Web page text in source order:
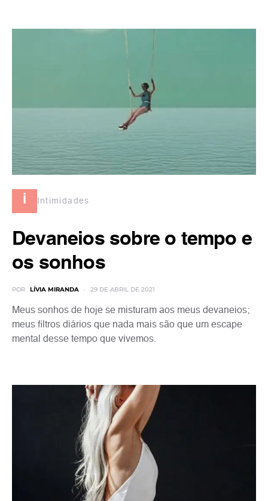
i Intimidades
Devaneios sobre o tempo e
os sonhos
POR LÍVIA MIRANDA 29 DE ABRIL DE 2021
Meus sonhos de hoje se misturam aos meus devaneios;
meus filtros diários que nada mais são que um escape
mental desse tempo que vivemos.